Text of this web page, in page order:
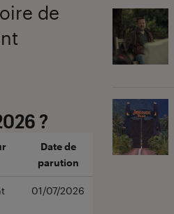
de
?
Date de
parution
01/07/2026